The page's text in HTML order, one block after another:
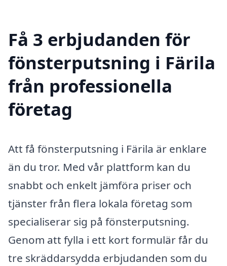
Få 3 erbjudanden för
fönsterputsning i Färila
från professionella
företag
Att få fönsterputsning i Färila är enklare
än du tror. Med vår plattform kan du
snabbt och enkelt jämföra priser och
tjänster från flera lokala företag som
specialiserar sig på fönsterputsning.
Genom att fylla i ett kort formulär får du
tre skräddarsydda erbjudanden som du